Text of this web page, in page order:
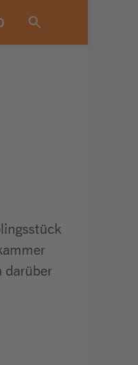
darüber